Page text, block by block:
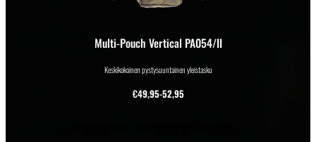
Multi-Pouch Vertical PA054/II
Keskikokoinen pystysuuntainen yleistasku
€49,95-52,95